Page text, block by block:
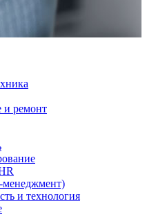
и ремонт
менеджмент)
и технология